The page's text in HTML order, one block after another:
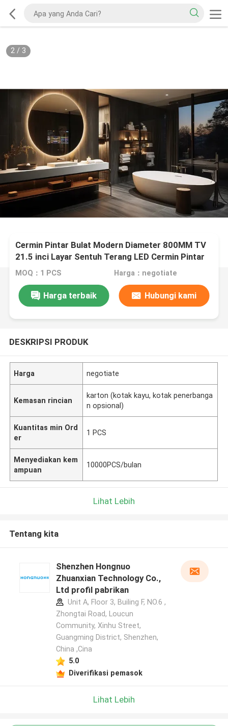
2/ 3
Cermin Pintar Bulat Modern Diameter 800MM TV
21.5 inci Layar Sentuh Terang LED Cermin Pintar
Analisis Kulit Cermin Ajaib Desain
MOQ：1 PCS Harga：negotiate
Harga terbaik Hubungi kami
DESKRIPSI PRODUK
Harga negotiate
Kemasan rincian
karton (kotak kayu, kotak penerbanga
n opsional)
Kuantitas min Ord
er
1 PCS
Menyediakan kem
ampuan
10000PCS/bulan
Lihat Lebih
Tentang kita
Shenzhen Hongnuo
Zhuanxian Technology Co.,
Ltd profil pabrikan
Unit A, Floor 3, Builing F, NO.6 ,
Zhongtai Road, Loucun
Community, Xinhu Street,
Guangming District, Shenzhen,
China ,Cina
5.0
Diverifikasi pemasok
Lihat Lebih